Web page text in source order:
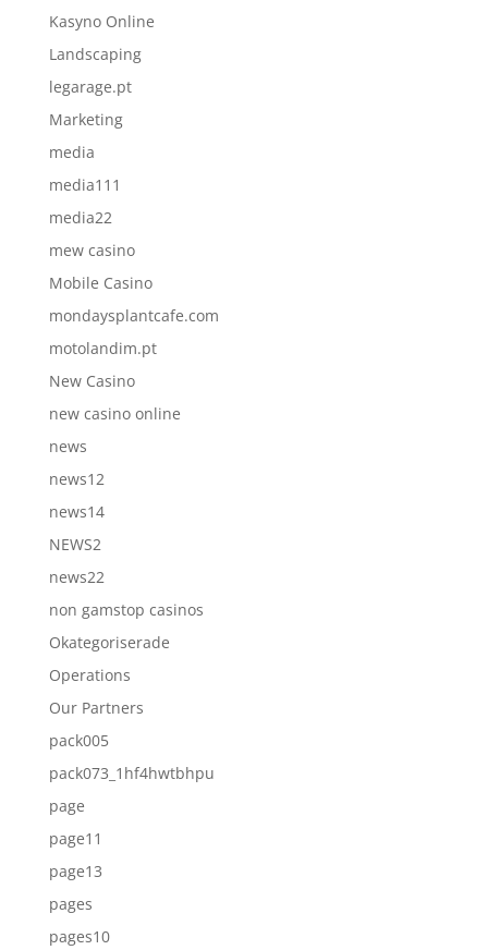
Kasyno Online
Landscaping
legarage.pt
Marketing
media
media111
media22
mew casino
Mobile Casino
mondaysplantcafe.com
motolandim.pt
New Casino
new casino online
news
news12
news14
NEWS2
news22
non gamstop casinos
Okategoriserade
Operations
Our Partners
pack005
pack073_1hf4hwtbhpu
page
page11
page13
pages
pages10